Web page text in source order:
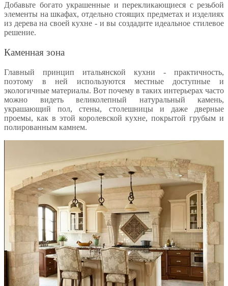
Добавьте богато украшенные и перекликающиеся с резьбой
элементы на шкафах, отдельно стоящих предметах и изделиях
из дерева на своей кухне - и вы создадите идеальное стилевое
решение.
Каменная зона
Главный принцип итальянской кухни - практичность,
поэтому в ней используются местные доступные и
экологичные материалы. Вот почему в таких интерьерах часто
можно видеть великолепный натуральный камень,
украшающий пол, стены, столешницы и даже дверные
проемы, как в этой королевской кухне, покрытой грубым и
полированным камнем.